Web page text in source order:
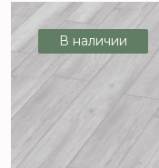
В наличии